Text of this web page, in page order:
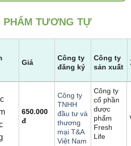
PHẨM TƯƠNG TỰ
Giá
Công ty
đăng ký
Công ty
sản xuất
650.000
đ
Công ty
TNHH
đầu tư và
thương
mại T&A
Việt Nam
Công ty
cổ phần
dược
phẩm
Fresh
Life